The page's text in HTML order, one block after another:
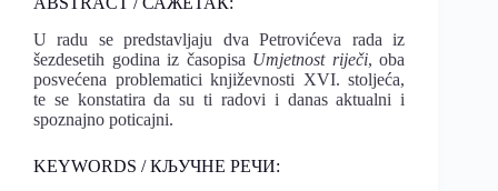
U radu se predstavljaju dva Petrovićeva rada iz
šezdesetih godina iz časopisa Umjetnost riječi, oba
posvećena problematici književnosti XVI. stoljeća,
te se konstatira da su ti radovi i danas aktualni i
spoznajno poticajni.
KEYWORDS / КЉУЧНЕ РЕЧИ: